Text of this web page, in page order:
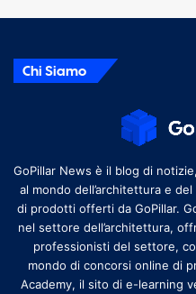
Chi Siamo
GoPillar News è il blog di
al mondo dell’architettura e
di prodotti offerti da GoPillar.
nel settore dell’architettura,
professionisti del settore,
mondo di concorsi online di
Academy, il sito di e-learning